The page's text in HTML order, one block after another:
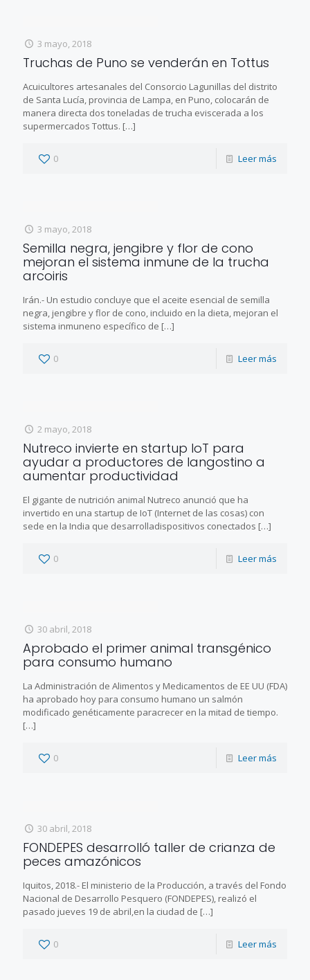
3 mayo, 2018
Truchas de Puno se venderán en Tottus
Acuicultores artesanales del Consorcio Lagunillas del distrito
de Santa Lucía, provincia de Lampa, en Puno, colocarán de
manera directa dos toneladas de trucha eviscerada a los
supermercados Tottus. […]
0 Leer más
3 mayo, 2018
Semilla negra, jengibre y flor de cono
mejoran el sistema inmune de la trucha
arcoiris
Irán.- Un estudio concluye que el aceite esencial de semilla
negra, jengibre y flor de cono, incluido en la dieta, mejoran el
sistema inmuneno específico de […]
0 Leer más
2 mayo, 2018
Nutreco invierte en startup IoT para
ayudar a productores de langostino a
aumentar productividad
El gigante de nutrición animal Nutreco anunció que ha
invertido en una startup de IoT (Internet de las cosas) con
sede en la India que desarrolladispositivos conectados […]
0 Leer más
30 abril, 2018
Aprobado el primer animal transgénico
para consumo humano
La Administración de Alimentos y Medicamentos de EE UU (FDA)
ha aprobado hoy para consumo humano un salmón
modificado genéticamente paracrecer en la mitad de tiempo.
[…]
0 Leer más
30 abril, 2018
FONDEPES desarrolló taller de crianza de
peces amazónicos
Iquitos, 2018.- El ministerio de la Producción, a través del Fondo
Nacional de Desarrollo Pesquero (FONDEPES), realizó el
pasado jueves 19 de abril,en la ciudad de […]
0 Leer más